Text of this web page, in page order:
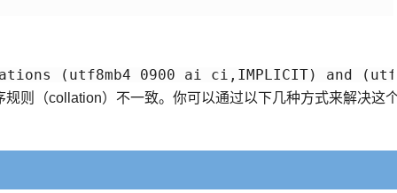
则（collation）不一致。你可以通过以下几种方式来解决这